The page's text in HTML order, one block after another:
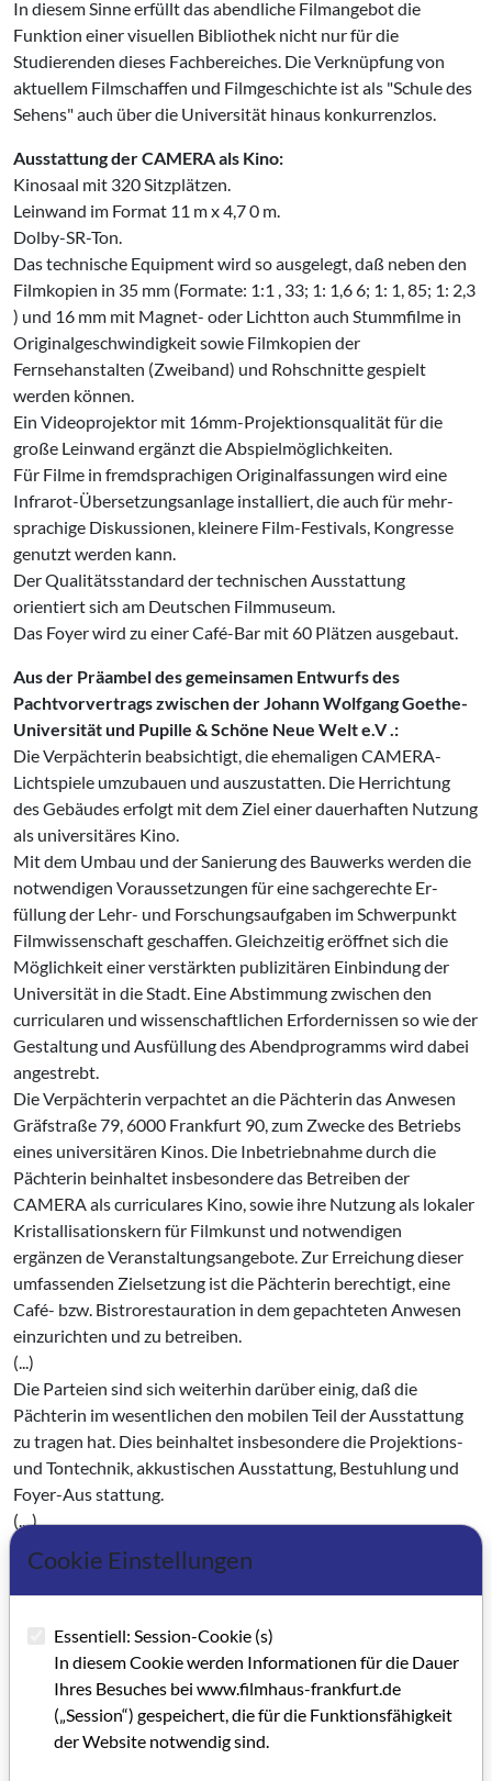
In diesem Sinne erfüllt das abendliche Filmangebot die
Funktion einer visuellen Bibliothek nicht nur für die
Studierenden dieses Fachbereiches. Die Verknüpfung von
aktuellem Filmschaffen und Filmge­schichte ist als "Schule des
Sehens" auch über die Universität hinaus konkurrenzlos.
Ausstattung der CAMERA als Kino:
Kinosaal mit 320 Sitzplätzen.
Leinwand im Format 11 m x 4,7 0 m.
Dolby-SR-Ton.
Das technische Equipment wird so ausge­legt, daß neben den
Filmkopien in 35 mm (Formate: 1:1 , 33; 1: 1,6 6; 1: 1, 85; 1: 2,3
) und 16 mm mit Magnet- oder Lichtton auch Stummfilme in
Originalgeschwindig­keit sowie Filmkopien der
Fernsehanstalten (Zweiband) und Rohschnitte gespielt
werden können.
Ein Videoprojektor mit 16mm-Projektionsqualität für die
große Leinwand ergänzt die Abspielmöglichkeiten.
Für Filme in fremdsprachigen Originalfas­sungen wird eine
Infrarot-Übersetzungsanlage installiert, die auch für mehr­
sprachige Diskussionen, kleinere Film-Festivals, Kongresse
genutzt werden kann.
Der Qualitätsstandard der technischen Ausstattung
orientiert sich am Deutschen Filmmuseum.
Das Foyer wird zu einer Café-Bar mit 60 Plätzen ausgebaut.
Aus der Präambel des gemeinsa­men Entwurfs des
Pachtvorvertragszwischen der Johann WolfgangGoethe-
Universität und Pupille &Schöne Neue Welt e.V .:
Die Verpächterin beabsichtigt, die ehemaligen CAMERA-
Lichtspiele umzubauen und auszustatten. Die Herrichtung
des Gebäudes erfolgt mit dem Ziel einer dau­erhaften Nutzung
als universitäres Kino.
Mit dem Umbau und der Sanierung des Bauwerks werden die
notwendigen Voraussetzungen für eine sachgerechte Er­
füllung der Lehr- und Forschungsaufgaben im Schwerpunkt
Filmwissenschaft geschaf­fen. Gleichzeitig eröffnet sich die
Mög­lichkeit einer verstärkten publizitären Ein­bindung der
Universität in die Stadt. Eine Abstimmung zwischen den
curricularen und wissenschaftlichen Erfordernissen so­ wie der
Gestaltung und Ausfüllung des Abendprogramms wird dabei
angestrebt.
Die Verpächterin verpachtet an die Pächterin das Anwesen
Gräfstraße 79, 6000 Frankfurt 90, zum Zwecke des Be­triebs
eines universitären Kinos. Die Inbetriebnahme durch die
Pächterin bein­haltet insbesondere das Betreiben der
CAMERA als curriculares Kino, sowie ihre Nutzung als lokaler
Kristallisationskern für Filmkunst und notwendigen
ergänzen­ de Veranstaltungsangebote. Zur Erreichung dieser
umfassenden Zielsetzung ist die Pächterin berechtigt, eine
Café- bzw. Bistrorestauration in dem gepachte­ten Anwesen
einzurichten und zu betrei­ben.
(...)
Die Parteien sind sich weiterhin darüber einig, daß die
Pächterin im wesentlichen den mobilen Teil der Ausstattung
zu tra­gen hat. Dies beinhaltet insbesondere die Projektions-
und Tontechnik, akkustischen Ausstattung, Bestuhlung und
Foyer-Aus­ stattung.
(... )
Die Kostenbeteiligung der Pächterin beträgt maximal 50 %
der Gesamtkosten sämtlicher Baumaßnahmen einschließlich
der technischen Innenausstattung für den Film- und
Gastronomiebetrieb.
Weiterhin werden die Pächterin und die Johann Wolfgang
Goethe-Universität als Bestandteil des vorliegenden Pacht­
vertrages einen Werkvertrag zur Durch­führung von
Filmseminarveranstaltungen abschließen.
Cookie Einstellungen
Essentiell: Session-Cookie (s)
In diesem Cookie werden Informationen für die Dauer
Ihres Besuches bei www.filmhaus-frankfurt.de
(„Session“) gespeichert, die für die Funktionsfähigkeit
der Website notwendig sind.